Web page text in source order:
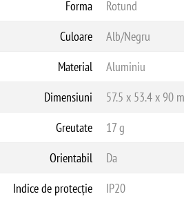
Forma
Rotund
Culoare
Alb/Negru
Material
Aluminiu
Dimensiuni
57.5 x 53.4 x 90
Greutate
17 g
Orientabil
Da
Indice de protecție
IP20